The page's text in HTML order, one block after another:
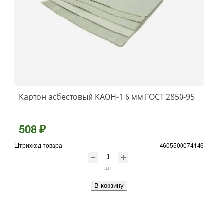
Картон асбестовый КАOН-1 6 мм ГОСТ 2850-95
508 ₽
Штрихкод товара 4605500074146
шт
В корзину